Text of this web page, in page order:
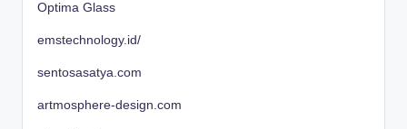
Optima Glass
emstechnology.id/
sentosasatya.com
artmosphere-design.com